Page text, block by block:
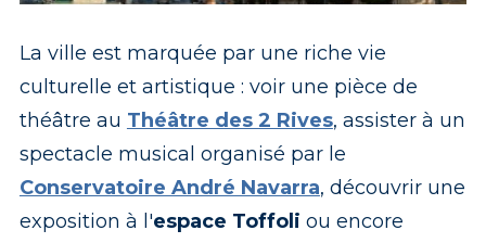
Place Arthur Dussault et mairie de Charenton-le-Pont
Thierry Guillaume
La ville est marquée par une riche vie
culturelle et artistique : voir une pièce de
théâtre au Théâtre des 2 Rives, assister à un
spectacle musical organisé par le
Conservatoire André Navarra, découvrir une
exposition à l'espace Toffoli ou encore